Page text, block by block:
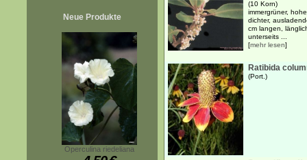
Neue Produkte
Operculina riedeliana
(10 Korn)
immergrüner,
dichter,
cm langen,
unterseits ...
[mehr lesen]
Ratibida
(Port.)